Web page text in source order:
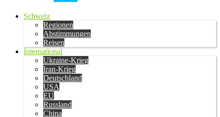
Schweiz
Regionen
Abstimmungen
Reisen
International
Ukraine-Krieg
Iran-Krieg
Deutschland
USA
EU
Russland
China